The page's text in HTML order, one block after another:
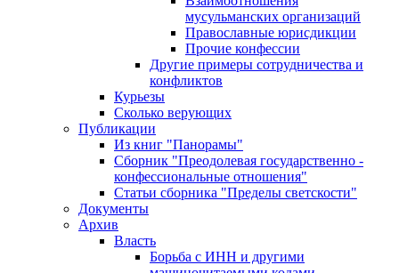
мусульманских организаций
Православные юрисдикции
Прочие конфессии
Другие примеры сотрудничества и
конфликтов
Курьезы
Сколько верующих
Публикации
Из книг "Панорамы"
Сборник "Преодолевая государственно -
конфессиональные отношения"
Статьи сборника "Пределы светскости"
Документы
Архив
Власть
Борьба с ИНН и другими